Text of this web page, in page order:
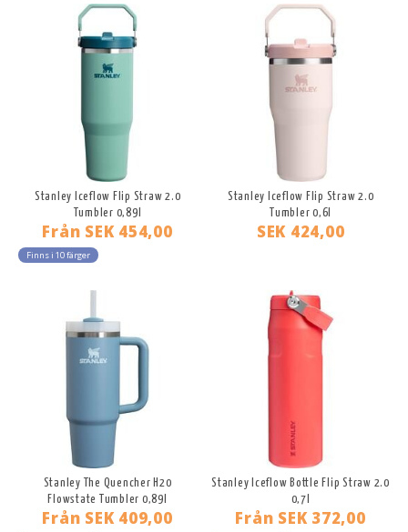
Stanley Iceflow Flip Straw 2.0
Tumbler 0,89l
Från SEK 454,00
Finns i 10 färger
Stanley Iceflow Flip Straw 2.0
Tumbler 0,6l
SEK 424,00
Stanley The Quencher H20
Flowstate Tumbler 0,89l
Från SEK 409,00
Stanley Iceflow Bottle Flip Straw 2.0
0,7l
Från SEK 372,00